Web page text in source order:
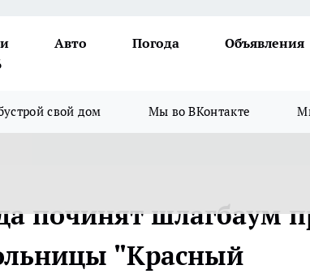
Авто Погода
Объявления
свой дом Мы во ВКонтакте
починят шлагбаум
"Красный